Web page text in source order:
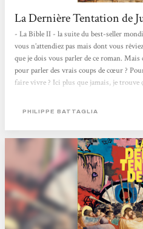
La Dernière Tentation de
- La Bible II - la suite du best-seller
vous n’attendiez pas mais dont vous
que je dois vous parler de ce roman.
pour parler des vrais coups de cœur ?
faire vivre ? Ici plus que jamais, je
références tous azimuts et de réécriture
PHILIPPE BATTAGLIA